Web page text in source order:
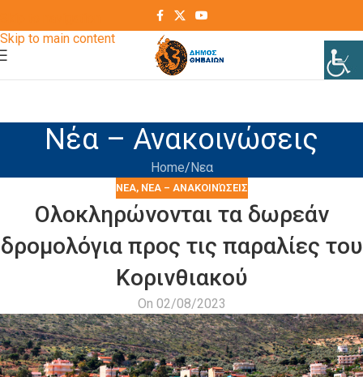
Skip to main content
Νέα – Ανακοινώσεις
Home Νεα
ΝΕΑ, ΝΈΑ – ΑΝΑΚΟΙΝΏΣΕΙΣ
Ολοκληρώνονται τα δωρεάν
δρομολόγια προς τις παραλίες του
Κορινθιακού
On 02/08/2023